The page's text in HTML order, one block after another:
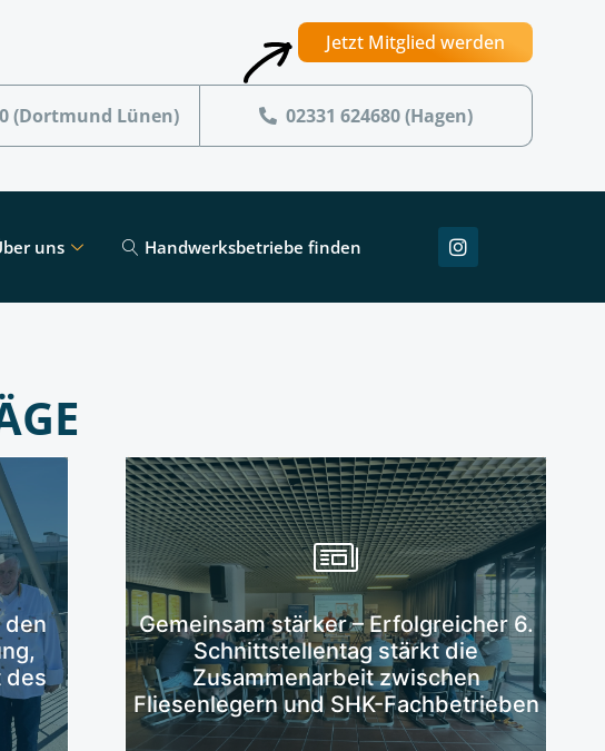
Jetzt Mitglied werden
(Dortmund Lünen) 02331 624680 (Hagen)
uns Handwerksbetriebe finden
den
des
Gemeinsam stärker – Erfolgreicher 6.
Schnittstellentag stärkt die
Zusammenarbeit zwischen
Fliesenlegern und SHK-Fachbetrieben
Mehr erfahren